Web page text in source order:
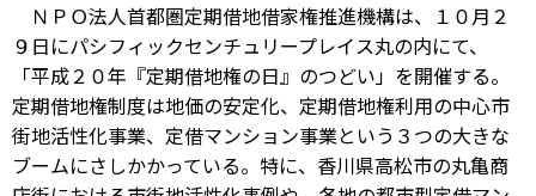
ＮＰＯ法人首都圏定期借地借家権推進機構は、１０月２
９日にパシフィックセンチュリープレイス丸の内にて、
「平成２０年『定期借地権の日』のつどい」を開催する。
定期借地権制度は地価の安定化、定期借地権利用の中心市
街地活性化事業、定借マンション事業という３つの大きな
ブームにさしかかっている。特に、香川県高松市の丸亀商